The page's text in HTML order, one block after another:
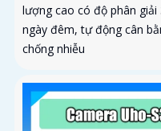
lượng cao có độ phân giải
ngày đêm, tự động cân
chống nhiễu